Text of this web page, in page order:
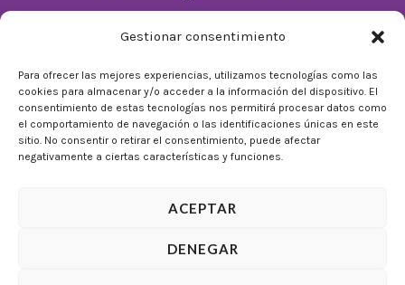
Gestionar consentimiento
Para ofrecer las mejores experiencias, utilizamos tecnologías como las
cookies para almacenar y/o acceder a la información del dispositivo. El
consentimiento de estas tecnologías nos permitirá procesar datos como
el comportamiento de navegación o las identificaciones únicas en este
sitio. No consentir o retirar el consentimiento, puede afectar
negativamente a ciertas características y funciones.
ACEPTAR
DENEGAR
De Lunes a Domingos de 10:00 a 22:00
Festivos sujetos al horario del Málaga Factory